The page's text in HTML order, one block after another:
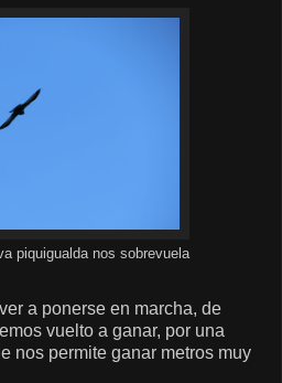
piquigualda nos sobrevuela
a ponerse en marcha, de
vuelto a ganar, por una
nos permite ganar metros muy